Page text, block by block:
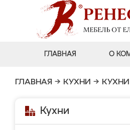
ГЛАВНАЯ О
ГЛАВНАЯ → КУХНИ →
Кухни